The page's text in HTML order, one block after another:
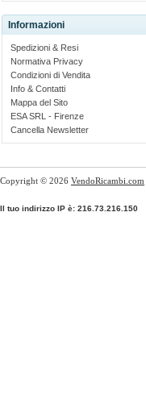
Informazioni
Spedizioni & Resi
Normativa Privacy
Condizioni di Vendita
Info & Contatti
Mappa del Sito
ESA SRL - Firenze
Cancella Newsletter
Copyright © 2026 VendoRicambi.com
Il tuo indirizzo IP è: 216.73.216.150